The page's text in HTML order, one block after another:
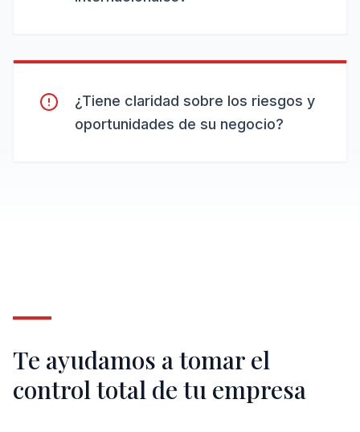
¿Tiene claridad sobre los riesgos y
oportunidades de su negocio?
Te ayudamos a tomar el
control total de tu empresa